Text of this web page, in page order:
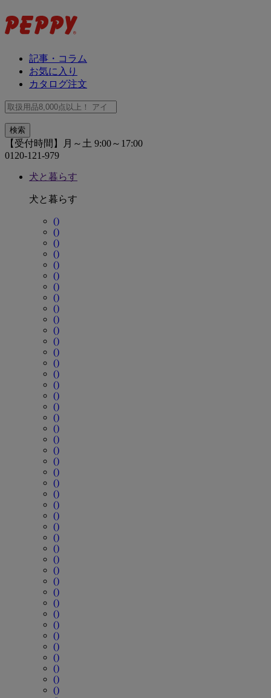
記事・コラム
お気に入り
カタログ注文
【受付時間】月～土 9:00～17:00
0120-121-979
犬と暮らす
犬と暮らす
()
()
()
()
()
()
()
()
()
()
()
()
()
()
()
()
()
()
()
()
()
()
()
()
()
()
()
()
()
()
()
()
()
()
()
()
()
()
()
()
()
()
()
()